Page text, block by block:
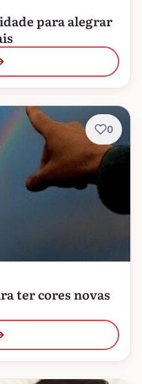
para alegrar
ter cores novas
0